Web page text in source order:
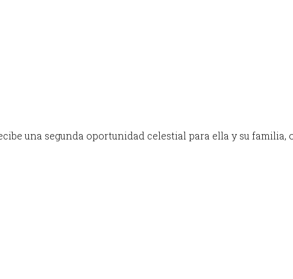
una segunda oportunidad celestial para ella y su familia,